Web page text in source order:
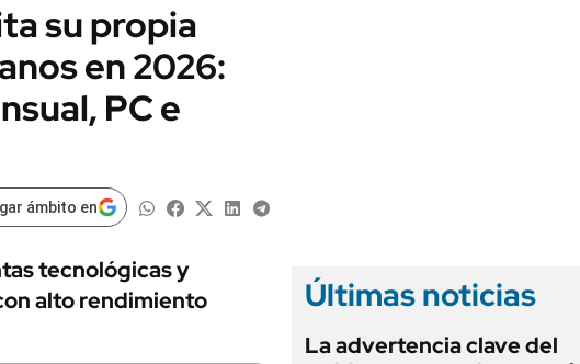
su propia
en 2026:
PC e
ámbito en
tecnológicas y
alto rendimiento
Últimas noticias
La advertencia clave del